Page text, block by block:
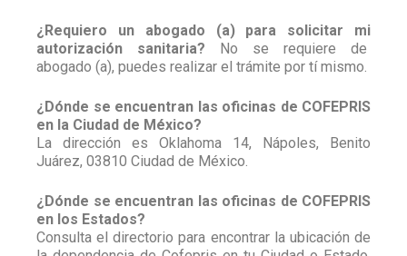
¿Requiero un abogado (a) para solicitar mi
autorización sanitaria? No se requiere de
abogado (a), puedes realizar el trámite por tí mismo.
¿Dónde se encuentran las oficinas de COFEPRIS
en la Ciudad de México?
La dirección es Oklahoma 14, Nápoles, Benito
Juárez, 03810 Ciudad de México.
¿Dónde se encuentran las oficinas de COFEPRIS
en los Estados?
Consulta el directorio para encontrar la ubicación de